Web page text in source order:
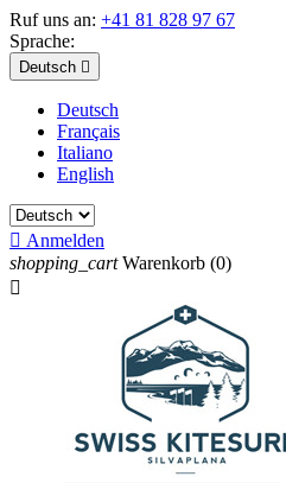
Ruf uns an: +41 81 828 97 67
Sprache:
Deutsch 
Deutsch
Français
Italiano
English
 Anmelden
shopping_cart Warenkorb (0)
